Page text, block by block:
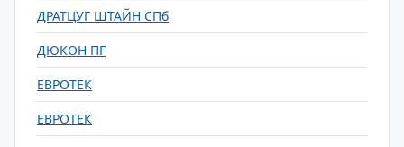
ДРАТЦУГ ШТАЙН СПб
ДЮКОН ПГ
ЕВРОТЕК
ЕВРОТЕК